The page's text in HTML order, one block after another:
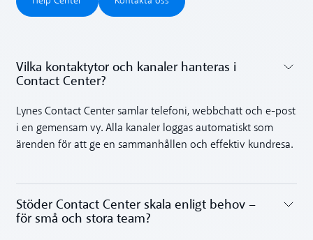
Vilka kontaktytor och kanaler hanteras i
Contact Center?‍
Lynes Contact Center samlar telefoni, webbchatt och e-post
i en gemensam vy. Alla kanaler loggas automatiskt som
ärenden för att ge en sammanhållen och effektiv kundresa.
Stöder Contact Center skala enligt behov –
för små och stora team?‍